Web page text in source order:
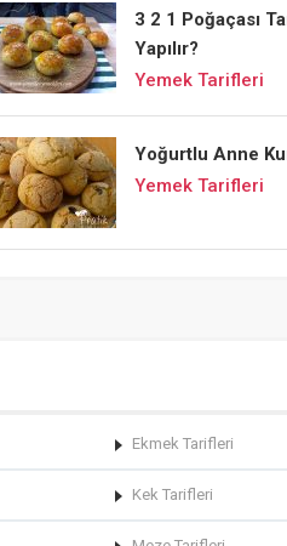
3 2 1 Poğaçası
Yapılır?
Yemek Tarifleri
Yoğurtlu Anne
Yemek Tarifleri
Ekmek Tarifleri
Kek Tarifleri